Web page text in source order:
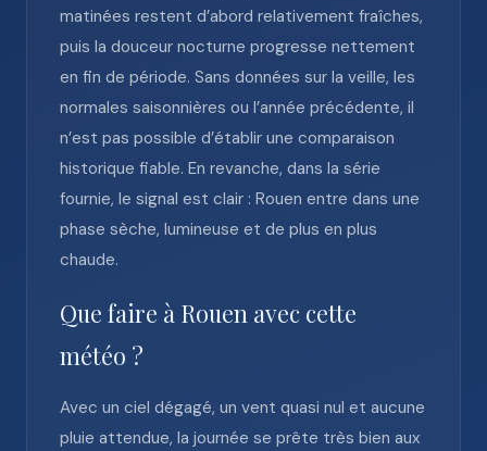
matinées restent d’abord relativement fraîches,
puis la douceur nocturne progresse nettement
en fin de période. Sans données sur la veille, les
normales saisonnières ou l’année précédente, il
n’est pas possible d’établir une comparaison
historique fiable. En revanche, dans la série
fournie, le signal est clair : Rouen entre dans une
phase sèche, lumineuse et de plus en plus
chaude.
Que faire à Rouen avec cette
météo ?
Avec un ciel dégagé, un vent quasi nul et aucune
pluie attendue, la journée se prête très bien aux